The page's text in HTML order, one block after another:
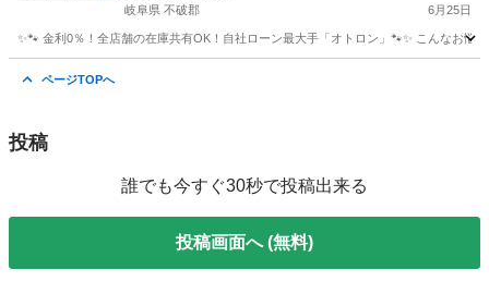
岐阜県 不破郡 6月25日
✨🐾 金利0％！全店舗の在庫共有OK！自社ローン最大手「オトロン」🐾✨ こんなお
ページTOPへ
投稿
誰でも今すぐ30秒で投稿出来る
投稿画面へ (無料)